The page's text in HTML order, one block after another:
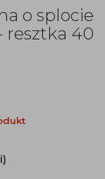
o splocie
resztka 40